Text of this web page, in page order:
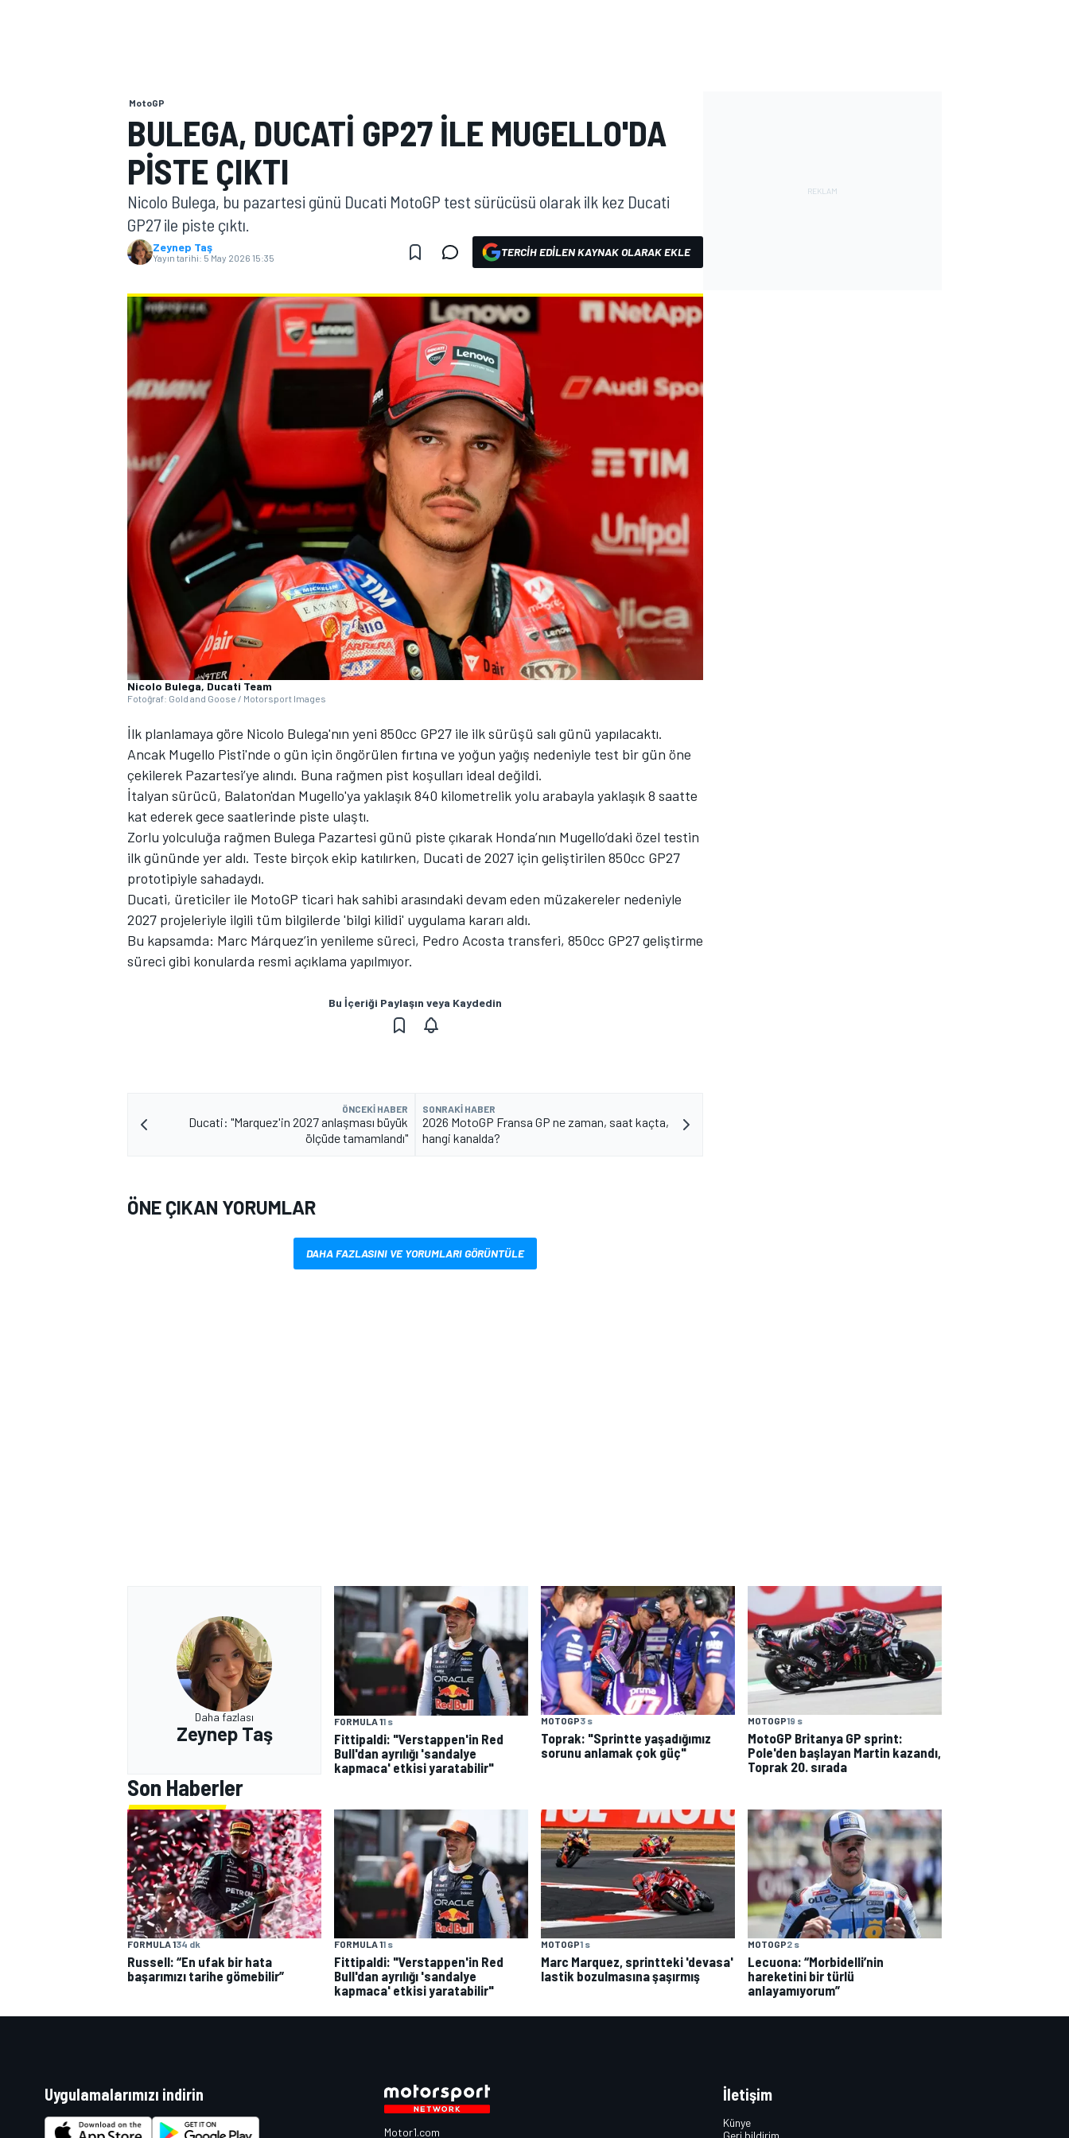
WORLD SUPERBIKE
WRC
TÜRK SPORCULAR
MotoGP
BULEGA, DUCATI GP27 ILE MUGELLO'DA
PISTE ÇIKTI
Nicolo Bulega, bu pazartesi günü Ducati MotoGP test sürücüsü olarak ilk kez Ducati
GP27 ile piste çıktı.
Zeynep Taş
Yayın tarihi: 5 May 2026 15:35 TERCIH EDILEN KAYNAK OLARAK EKLE
Nicolo Bulega, Ducati Team
Fotoğraf: Gold and Goose / Motorsport Images
İlk planlamaya göre Nicolo Bulega'nın yeni 850cc GP27 ile ilk sürüşü salı günü yapılacaktı.
Ancak Mugello Pisti'nde o gün için öngörülen fırtına ve yoğun yağış nedeniyle test bir gün öne
çekilerek Pazartesi’ye alındı. Buna rağmen pist koşulları ideal değildi.
İtalyan sürücü, Balaton'dan Mugello'ya yaklaşık 840 kilometrelik yolu arabayla yaklaşık 8 saatte
kat ederek gece saatlerinde piste ulaştı.
Zorlu yolculuğa rağmen Bulega Pazartesi günü piste çıkarak Honda’nın Mugello’daki özel testin
ilk gününde yer aldı. Teste birçok ekip katılırken, Ducati de 2027 için geliştirilen 850cc GP27
prototipiyle sahadaydı.
Ducati, üreticiler ile MotoGP ticari hak sahibi arasındaki devam eden müzakereler nedeniyle
2027 projeleriyle ilgili tüm bilgilerde 'bilgi kilidi' uygulama kararı aldı.
Bu kapsamda: Marc Márquez’in yenileme süreci, Pedro Acosta transferi, 850cc GP27 geliştirme
süreci gibi konularda resmi açıklama yapılmıyor.
Bu İçeriği Paylaşın veya Kaydedin
ÖNCEKI HABER
Ducati: "Marquez'in 2027 anlaşması büyük
ölçüde tamamlandı"
SONRAKI HABER
2026 MotoGP Fransa GP ne zaman, saat kaçta,
hangi kanalda?
ÖNE ÇIKAN YORUMLAR
DAHA FAZLASINI VE YORUMLARI GÖRÜNTÜLE
Daha fazlası
Zeynep Taş
FORMULA 11 s
Fittipaldi: "Verstappen'in Red
Bull'dan ayrılığı 'sandalye
kapmaca' etkisi yaratabilir"
MOTOGP3 s
Toprak: "Sprintte yaşadığımız
sorunu anlamak çok güç"
MOTOGP19 s
MotoGP Britanya GP sprint:
Pole'den başlayan Martin kazandı,
Toprak 20. sırada
Son Haberler
FORMULA 134 dk
Russell: “En ufak bir hata
başarımızı tarihe gömebilir”
FORMULA 11 s
Fittipaldi: "Verstappen'in Red
Bull'dan ayrılığı 'sandalye
kapmaca' etkisi yaratabilir"
MOTOGP1 s
Marc Marquez, sprintteki 'devasa'
lastik bozulmasına şaşırmış
MOTOGP2 s
Lecuona: “Morbidelli’nin
hareketini bir türlü
anlayamıyorum”
Uygulamalarımızı indirin
Motor1.com
İletişim
Künye